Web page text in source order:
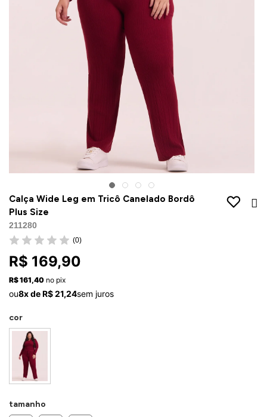
Calça Wide Leg em Tricô Canelado Bordô
Plus Size
211280
(0)
R$ 169,90
R$ 161,40 no pix
ou8x de R$ 21,24sem juros
cor
tamanho